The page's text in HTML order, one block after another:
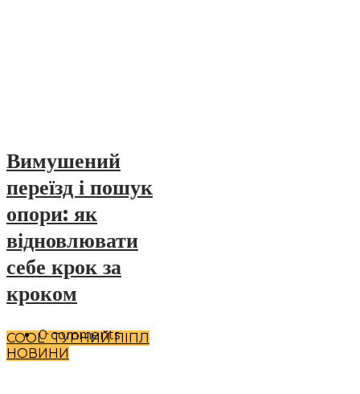
COOL`TУРНИЙ ПІПЛ
НОВИНИ
Вимушений
переїзд і пошук
опори: як
відновлювати
себе крок за
кроком
0 comments